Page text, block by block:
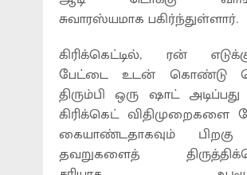
சுவாரஸ்யமாக பகிர்ந்துள்ளார்.
கிரிக்கெட்டில், ரன்
பேட்டை உடன் கொண்டு
திரும்பி ஒரு ஷாட்
கிரிக்கெட் விதிமுறைகளை
கையாண்டதாகவும்
தவறுகளைத்